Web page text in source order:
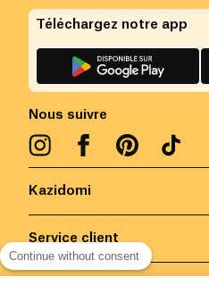
Kazidomi
Service client
Nous suivre
Téléchargez notre app
Continue without consent